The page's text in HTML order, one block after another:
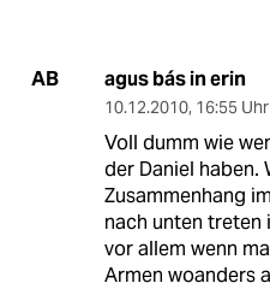
AB agus bás in erin
10.12.2010, 16:55 Uhr
Voll dumm wie
der Daniel haben.
Zusammenhang
nach unten treten
vor allem wenn
Armen woanders